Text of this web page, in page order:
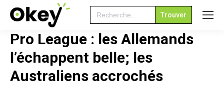
Search
for:
Pro League : les Allemands
l’échappent belle; les
Australiens accrochés